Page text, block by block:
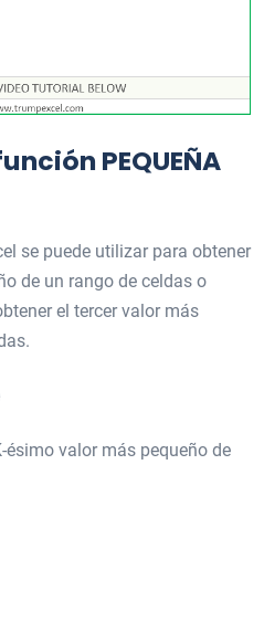
PEQUEÑA
se puede utilizar para obtener
de un rango de celdas o
el tercer valor más
ésimo valor más pequeño de